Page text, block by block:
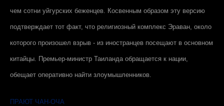
чем сотни уйгурских беженцев. Косвенным образом эту версию
подтверждает тот факт, что религиозный комплекс Эраван, около
которого произошел взрыв - из иностранцев посещают в основном
китайцы. Премьер-министр Таиланда обращается к нации,
обещает оперативно найти злоумышленников.
ПРАЮТ ЧАН-ОЧА